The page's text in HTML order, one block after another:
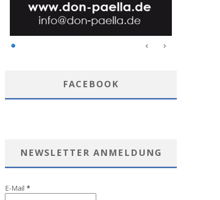
FACEBOOK
NEWSLETTER ANMELDUNG
E-Mail *